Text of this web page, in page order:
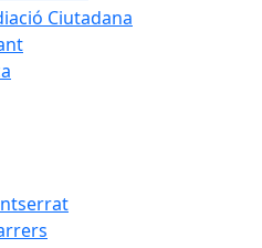
Ciutadana